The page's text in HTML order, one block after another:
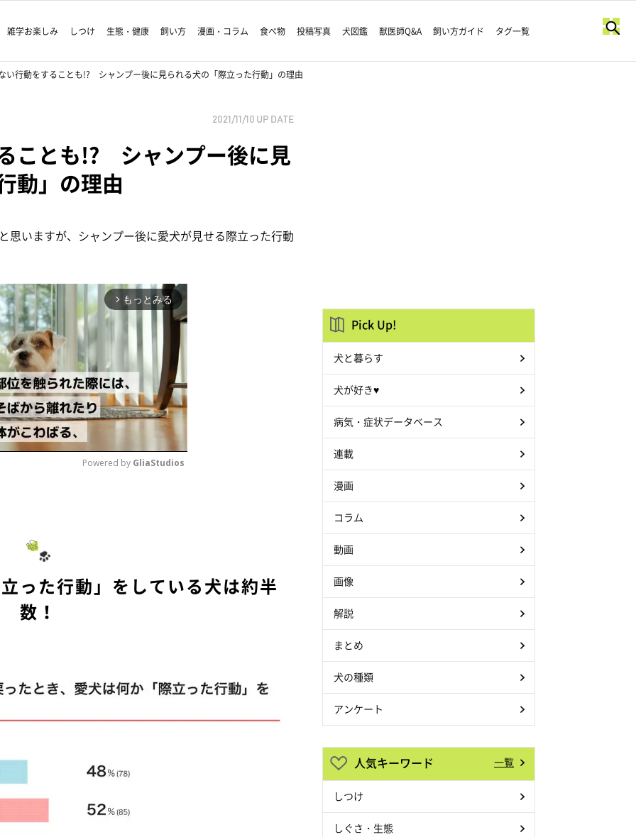
雑学お楽しみ しつけ 生態・健康 飼い方 漫画・コラム 食べ物 投稿写真 犬図鑑 獣医師Q&A 飼い方ガイド タグ一覧
い行動をすることも!? シャンプー後に見られる犬の「際立った行動」の理由
2021/11/10 UP DATE
ことも!? シャンプー後に見
動」の理由
思いますが、シャンプー後に愛犬が見せる際立った行動
arrow_forward_ios もっとみる
Powered by GliaStudios
った行動」をしている犬は約半
数！
Pick Up!
犬と暮らす
犬が好き♥
病気・症状データベース
連載
漫画
コラム
動画
画像
解説
まとめ
犬の種類
アンケート
人気キーワード 一覧
しつけ
しぐさ・生態